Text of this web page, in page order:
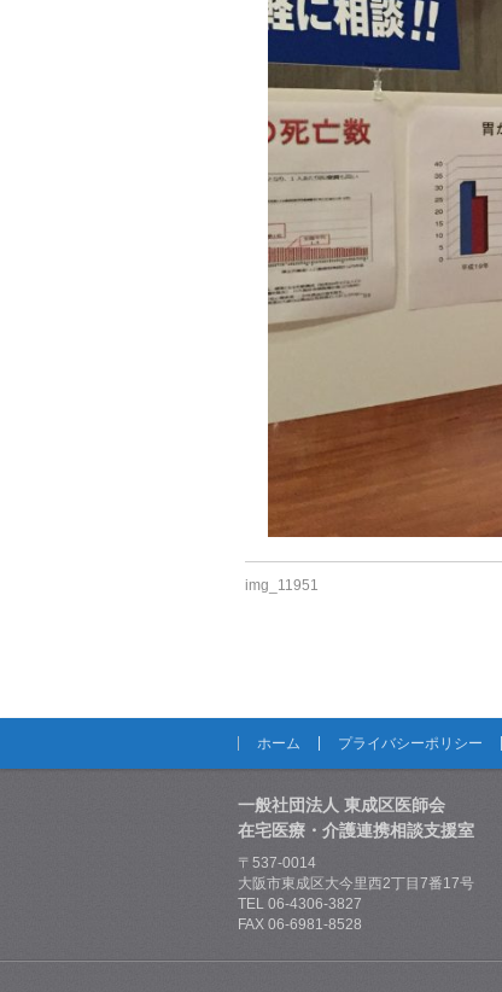
img_11951
ホーム プライバシーポリシー
一般社団法人 東成区医師会
在宅医療・介護連携相談支援室
〒537-0014
大阪市東成区大今里西2丁目7番17号
TEL 06-4306-3827
FAX 06-6981-8528